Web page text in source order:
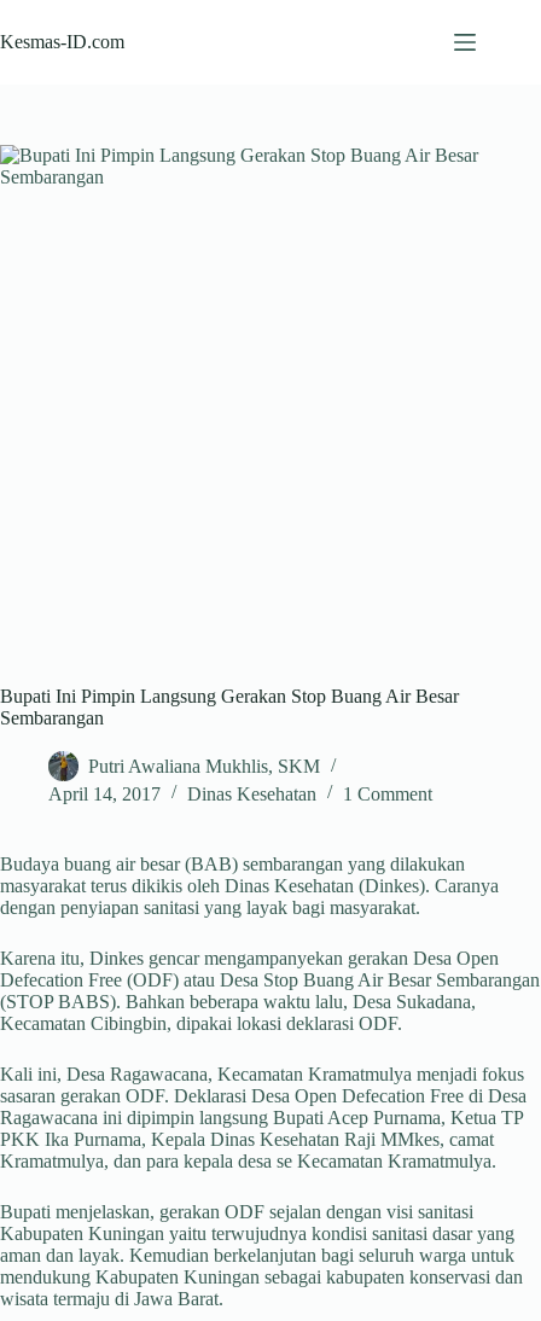
to
content
Kesmas-ID.com
Bupati Ini Pimpin Langsung Gerakan Stop Buang Air Besar
Sembarangan
Putri Awaliana Mukhlis, SKM
April 14, 2017
Dinas Kesehatan 1 Comment
Budaya buang air besar (BAB) sembarangan yang dilakukan
masyarakat terus dikikis oleh Dinas Kesehatan (Dinkes). Caranya
dengan penyiapan sanitasi yang layak bagi masyarakat.
Karena itu, Dinkes gencar mengampanyekan gerakan Desa Open
Defecation Free (ODF) atau Desa Stop Buang Air Besar Sembarangan
(STOP BABS). Bahkan beberapa waktu lalu, Desa Sukadana,
Kecamatan Cibingbin, dipakai lokasi deklarasi ODF.
Kali ini, Desa Ragawacana, Kecamatan Kramatmulya menjadi fokus
sasaran gerakan ODF. Deklarasi Desa Open Defecation Free di Desa
Ragawacana ini dipimpin langsung Bupati Acep Purnama, Ketua TP
PKK Ika Purnama, Kepala Dinas Kesehatan Raji MMkes, camat
Kramatmulya, dan para kepala desa se Kecamatan Kramatmulya.
Bupati menjelaskan, gerakan ODF sejalan dengan visi sanitasi
Kabupaten Kuningan yaitu terwujudnya kondisi sanitasi dasar yang
aman dan layak. Kemudian berkelanjutan bagi seluruh warga untuk
mendukung Kabupaten Kuningan sebagai kabupaten konservasi dan
wisata termaju di Jawa Barat.